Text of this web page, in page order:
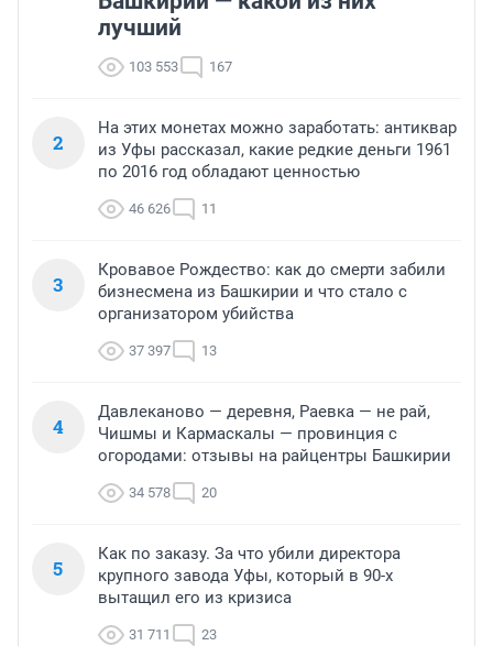
лучший
103 553 167
2
На этих монетах можно заработать: антиквар
из Уфы рассказал, какие редкие деньги 1961
по 2016 год обладают ценностью
46 626 11
3
Кровавое Рождество: как до смерти забили
бизнесмена из Башкирии и что стало с
организатором убийства
37 397 13
4
Давлеканово — деревня, Раевка — не рай,
Чишмы и Кармаскалы — провинция с
огородами: отзывы на райцентры Башкирии
34 578 20
5
Как по заказу. За что убили директора
крупного завода Уфы, который в 90-х
вытащил его из кризиса
31 711 23